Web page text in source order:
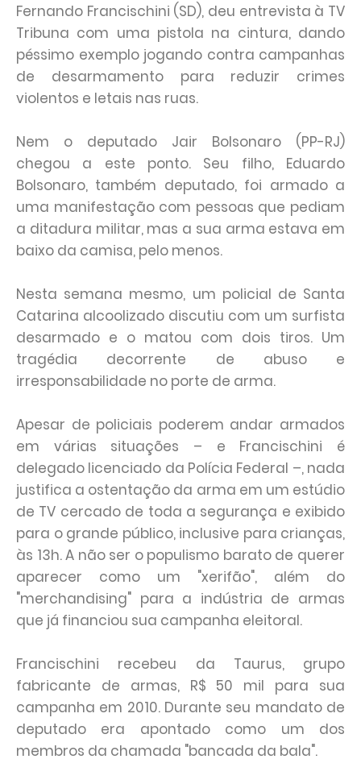
Fernando Francischini (SD), deu entrevista à TV
Tribuna com uma pistola na cintura, dando
péssimo exemplo jogando contra campanhas
de desarmamento para reduzir crimes
violentos e letais nas ruas.
Nem o deputado Jair Bolsonaro (PP-RJ)
chegou a este ponto. Seu filho, Eduardo
Bolsonaro, também deputado, foi armado a
uma manifestação com pessoas que pediam
a ditadura militar, mas a sua arma estava em
baixo da camisa, pelo menos.
Nesta semana mesmo, um policial de Santa
Catarina alcoolizado discutiu com um surfista
desarmado e o matou com dois tiros. Um
tragédia decorrente de abuso e
irresponsabilidade no porte de arma.
Apesar de policiais poderem andar armados
em várias situações – e Francischini é
delegado licenciado da Polícia Federal –, nada
justifica a ostentação da arma em um estúdio
de TV cercado de toda a segurança e exibido
para o grande público, inclusive para crianças,
às 13h. A não ser o populismo barato de querer
aparecer como um "xerifão", além do
"merchandising" para a indústria de armas
que já financiou sua campanha eleitoral.
Francischini recebeu da Taurus, grupo
fabricante de armas, R$ 50 mil para sua
campanha em 2010. Durante seu mandato de
deputado era apontado como um dos
membros da chamada "bancada da bala".